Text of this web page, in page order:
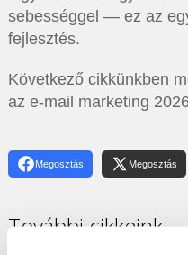
sebességgel — ez az
fejlesztés.
Következő cikkünkben
az e-mail marketing
Megosztás Megosztás
További cikkeink